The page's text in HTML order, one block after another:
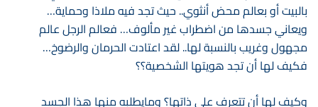
بالبيت أو بعالم محض أنثوي.. حيث تجد فيه ملاذا وحماية…
ويعاني جسدها من اضطراب غير مألوف… فعالم الرجل عالم
مجهول وغريب بالنسبة لها.. لقد اعتادت الحرمان والرضوخ…
فكيف لها أن تجد هويتها الشخصية؟؟
وكيف لها أن تتعرف على ذاتها؟ ومايطلبه منها هذا الجسد